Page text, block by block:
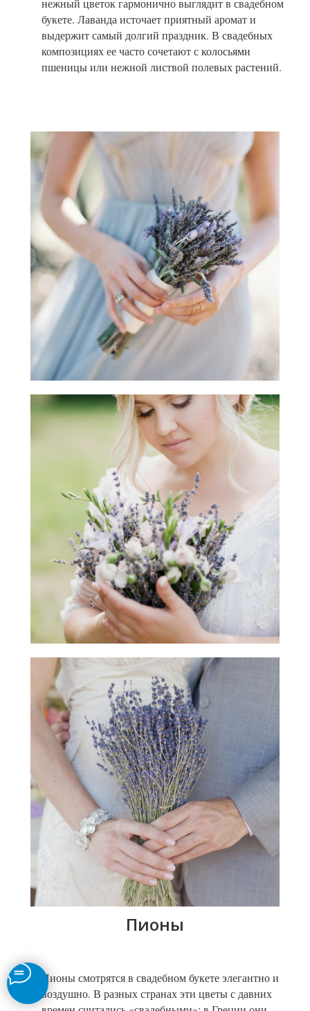
нежный цветок гармонично выглядит в свадебном
букете. Лаванда источает приятный аромат и
выдержит самый долгий праздник. В свадебных
композициях ее часто сочетают с колосьями
пшеницы или нежной листвой полевых растений.
Пионы
Пионы смотрятся в свадебном букете элегантно и
воздушно. В разных странах эти цветы с давних